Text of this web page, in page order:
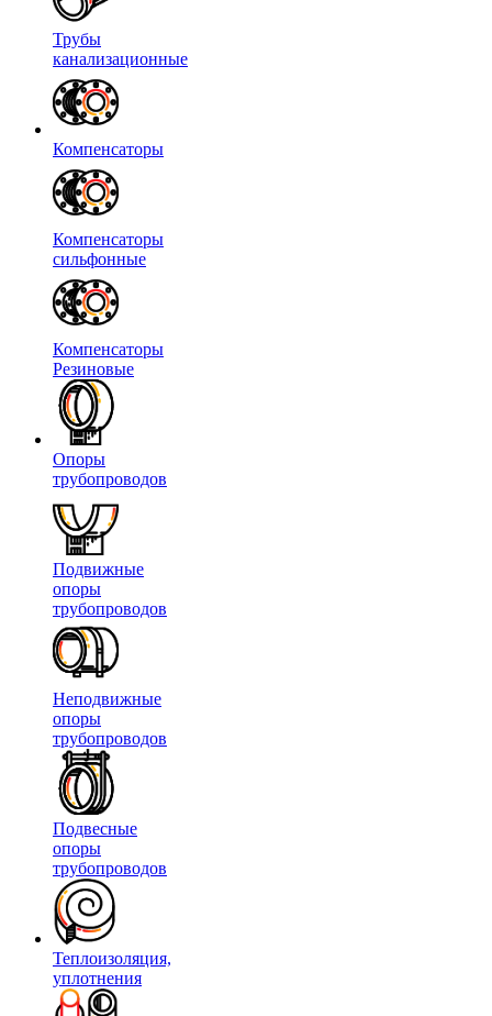
Трубы
канализационные
Компенсаторы
Компенсаторы
сильфонные
Компенсаторы
Резиновые
Опоры
трубопроводов
Подвижные
опоры
трубопроводов
Неподвижные
опоры
трубопроводов
Подвесные
опоры
трубопроводов
Теплоизоляция,
уплотнения